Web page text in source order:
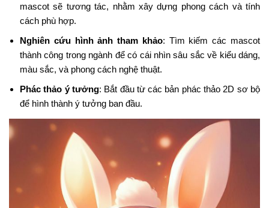
mascot sẽ tương tác, nhằm xây dựng phong cách và tính
cách phù hợp.
Nghiên cứu hình ảnh tham khảo: Tìm kiếm các mascot
thành công trong ngành để có cái nhìn sâu sắc về kiểu dáng,
màu sắc, và phong cách nghệ thuật.
Phác thảo ý tưởng: Bắt đầu từ các bản phác thảo 2D sơ bộ
để hình thành ý tưởng ban đầu.